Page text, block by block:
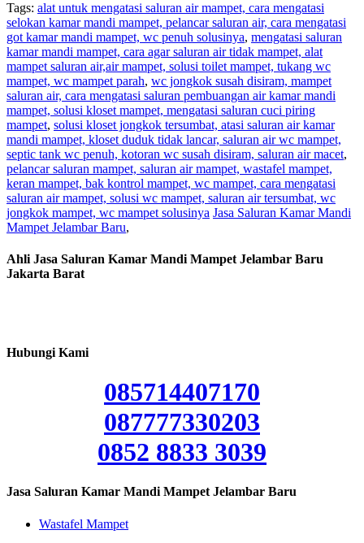
Tags: alat untuk mengatasi saluran air mampet, cara mengatasi
selokan kamar mandi mampet, pelancar saluran air, cara mengatasi
got kamar mandi mampet, wc penuh solusinya, mengatasi saluran
kamar mandi mampet, cara agar saluran air tidak mampet, alat
mampet saluran air,air mampet, solusi toilet mampet, tukang wc
mampet, wc mampet parah, wc jongkok susah disiram, mampet
saluran air, cara mengatasi saluran pembuangan air kamar mandi
mampet, solusi kloset mampet, mengatasi saluran cuci piring
mampet, solusi kloset jongkok tersumbat, atasi saluran air kamar
mandi mampet, kloset duduk tidak lancar, saluran air wc mampet,
septic tank wc penuh, kotoran wc susah disiram, saluran air macet,
pelancar saluran mampet, saluran air mampet, wastafel mampet,
keran mampet, bak kontrol mampet, wc mampet, cara mengatasi
saluran air mampet, solusi wc mampet, saluran air tersumbat, wc
jongkok mampet, wc mampet solusinya Jasa Saluran Kamar Mandi
Mampet Jelambar Baru,
Ahli Jasa Saluran Kamar Mandi Mampet Jelambar Baru
Jakarta Barat
Hubungi Kami
085714407170
087777330203
0852 8833 3039
Jasa Saluran Kamar Mandi Mampet Jelambar Baru
Wastafel Mampet